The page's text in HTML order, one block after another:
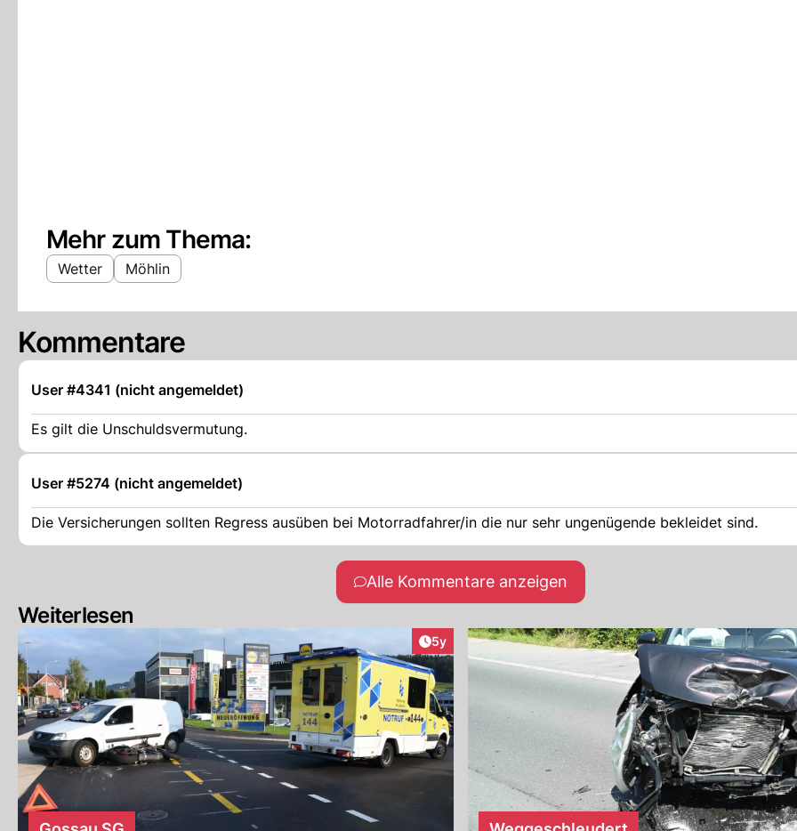
Mehr zum Thema:
Wetter Möhlin
Kommentare
User #4341 (nicht angemeldet)
Es gilt die Unschuldsvermutung.
User #5274 (nicht angemeldet)
Die Versicherungen sollten Regress ausüben bei Motorradfahrer/in die nur sehr ungenügende bekleidet sind.
Alle Kommentare anzeigen
Weiterlesen
Artikel veröffentlicht:
5y